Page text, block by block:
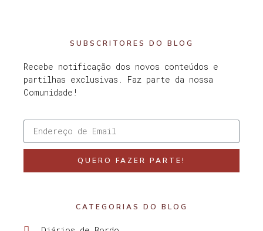
SUBSCRITORES DO BLOG
Recebe notificação dos novos conteúdos e
partilhas exclusivas. Faz parte da nossa
Comunidade!
QUERO FAZER PARTE!
CATEGORIAS DO BLOG